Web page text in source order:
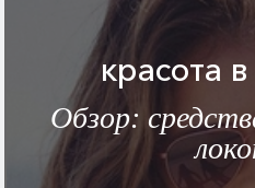
красота
Обзор: